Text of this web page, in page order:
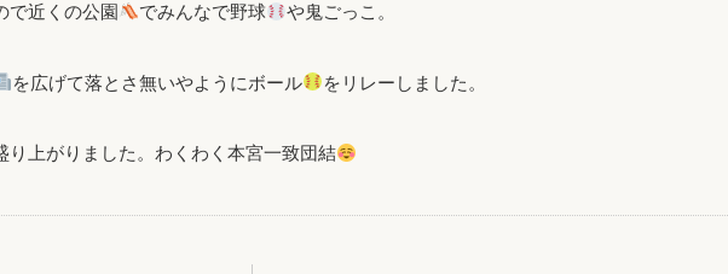
で近くの公園 でみんなで野球 や鬼ごっこ。
を広げて落とさ無いやようにボール をリレーしました。
り上がりました。わくわく本宮一致団結